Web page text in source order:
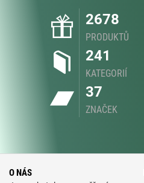
2678
PRODUKTŮ
241
KATEGORIÍ
37
ZNAČEK
O NÁS